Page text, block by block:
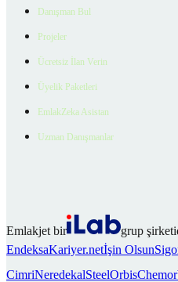
Danışman Bul
Projeler
Ücretsiz İlan Verin
Üyelik Paketleri
EmlakZeka Asistan
Uzman Danışmanlar
Emlakjet bir
grup
EndeksaKariyer.netİşin Olsun
CimriNeredekalSteelOrbis